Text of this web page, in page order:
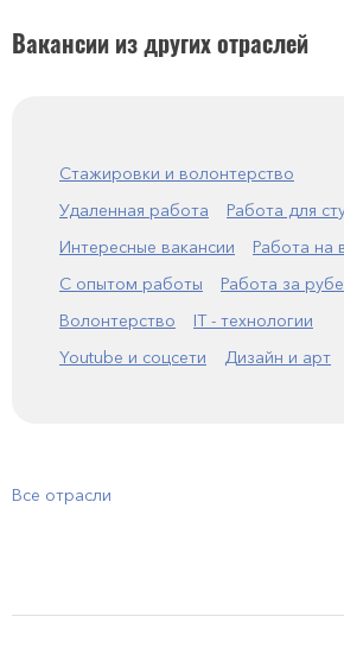
Вакансии из других отраслей
Стажировки и волонтерство
Удаленная работа
Работа для
Интересные вакансии
Работа на
С опытом работы
Работа за
Волонтерство
IT - технологии
Youtube и соцсети
Дизайн и арт
Все отрасли